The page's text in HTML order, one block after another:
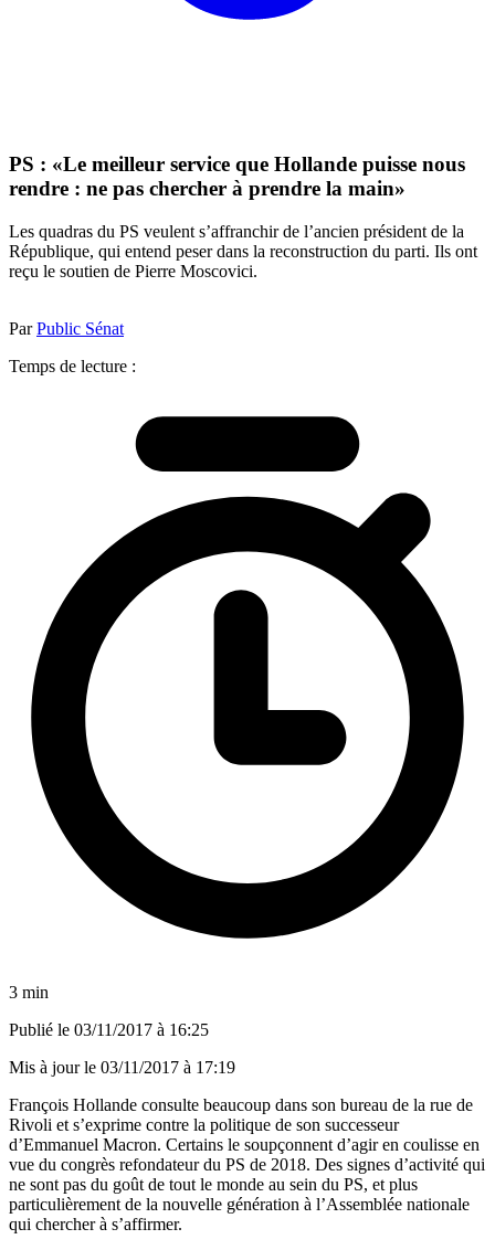
PS : «Le meilleur service que Hollande puisse nous
rendre : ne pas chercher à prendre la main»
Les quadras du PS veulent s’affranchir de l’ancien président de la
République, qui entend peser dans la reconstruction du parti. Ils ont
reçu le soutien de Pierre Moscovici.
ParPublic Sénat
Temps de lecture :
3 min
Publié le 03/11/2017 à 16:25
Mis à jour le 03/11/2017 à 17:19
François Hollande consulte beaucoup dans son bureau de la rue de
Rivoli et s’exprime contre la politique de son successeur
d’Emmanuel Macron. Certains le soupçonnent d’agir en coulisse en
vue du congrès refondateur du PS de 2018. Des signes d’activité qui
ne sont pas du goût de tout le monde au sein du PS, et plus
particulièrement de la nouvelle génération à l’Assemblée nationale
qui chercher à s’affirmer.